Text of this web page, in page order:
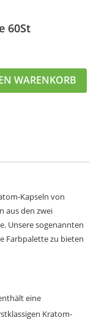
60St
WARENKORB
Kapseln von
aus den zwei
Unsere sogenannten
Farbpalette zu bieten
eine
Kratom-